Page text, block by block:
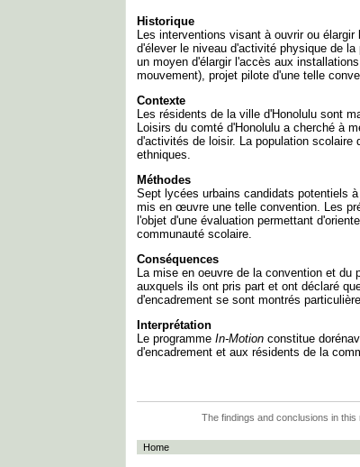
Historique
Les interventions visant à ouvrir ou
d'élever le niveau d'activité physique de
un moyen d'élargir l'accès aux
mouvement), projet pilote d'une telle
Contexte
Les résidents de la ville d'Honolulu sont
Loisirs du comté d'Honolulu a cherché à
d'activités de loisir. La population
ethniques.
Méthodes
Sept lycées urbains candidats potentiels
mis en œuvre une telle convention. Les
l'objet d'une évaluation permettant
communauté scolaire.
Conséquences
La mise en oeuvre de la convention et
auxquels ils ont pris part et ont déclaré
d'encadrement se sont montrés
Interprétation
Le programme In-Motion constitue
d'encadrement et aux résidents de la
The findings and conclusions in
Home